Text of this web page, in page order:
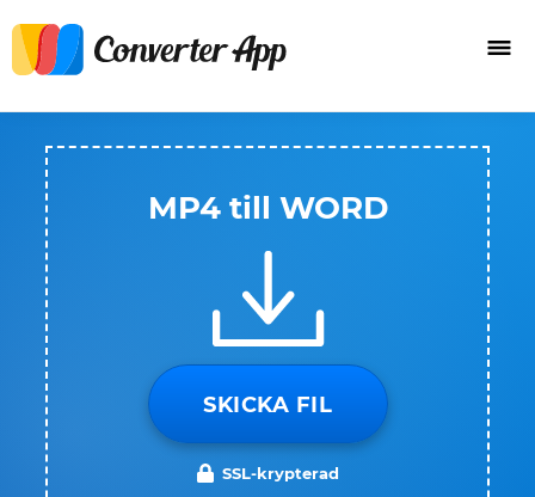
MP4 till WORD
SKICKA FIL
SSL-krypterad